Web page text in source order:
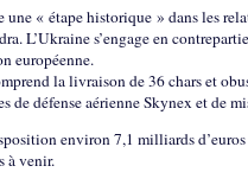
« étape historique » dans les
L’Ukraine s’engage en
européenne.
la livraison de 36 chars et
de défense aérienne Skynex et de
environ 7,1 milliards
à venir.